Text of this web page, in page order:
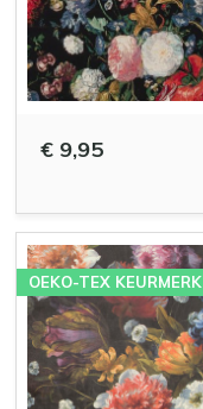
€ 9,95
OEKO-TEX KEURMERK